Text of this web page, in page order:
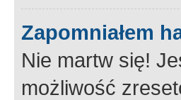
Zapomniałem
Nie martw się!
możliwość